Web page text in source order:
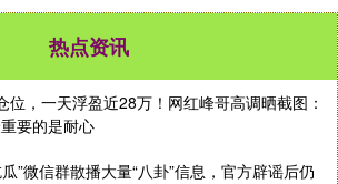
热点资讯
位，一天浮盈近28万！网红峰哥高调晒截图：
要的是耐心
”微信群散播大量“八卦”信息，官方辟谣后仍